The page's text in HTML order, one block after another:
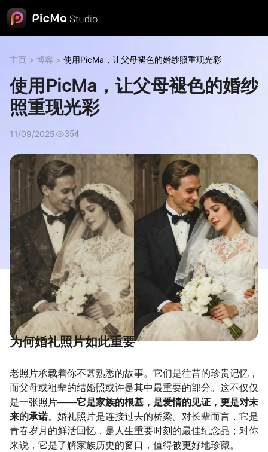
主页 > 博客 > 使用PicMa，让父母褪色的婚纱照重现光彩
使用PicMa，让父母褪色的婚纱
照重现光彩
11/09/2025 354
为何婚礼照片如此重要
老照片承载着你不甚熟悉的故事。它们是往昔的珍贵记忆，
而父母或祖辈的结婚照或许是其中最重要的部分。这不仅仅
是一张照片——它是家族的根基，是爱情的见证，更是对未
来的承诺。婚礼照片是连接过去的桥梁。对长辈而言，它是
青春岁月的鲜活回忆，是人生重要时刻的最佳纪念品；对你
来说，它是了解家族历史的窗口，值得被更好地珍藏。